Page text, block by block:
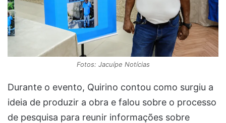
Fotos: Jacuípe Notícias
Durante o evento, Quirino contou como surgiu a
ideia de produzir a obra e falou sobre o processo
de pesquisa para reunir informações sobre